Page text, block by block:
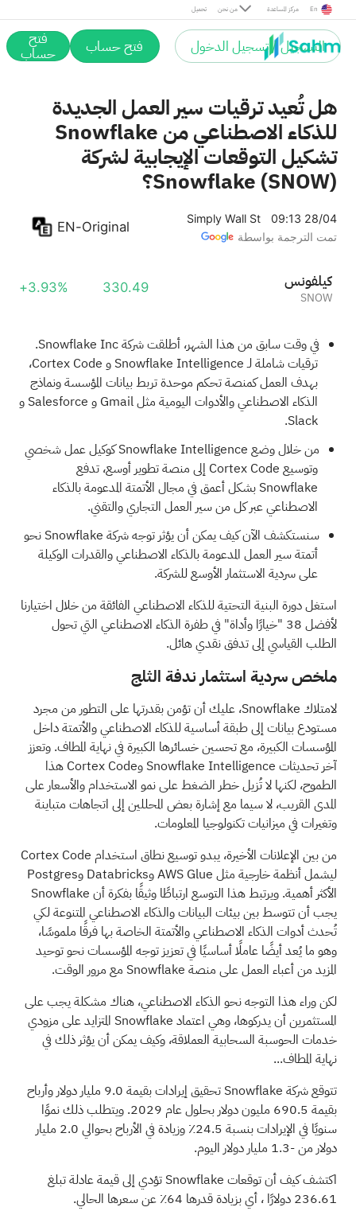
تحميل من نحن مركز المساعدة En
التسجيل / تسجيل الدخول فتح حساب فتح
حساب
هل تُعيد ترقيات سير العمل الجديدة
للذكاء الاصطناعي من Snowflake
تشكيل التوقعات الإيجابية لشركة
Snowflake (SNOW)؟
Simply Wall St
09:13 28/04
تمت الترجمة بواسطة
EN-Original
سنوفليك
SNOW
330.49
+3.93%
في وقت سابق من هذا الشهر، أطلقت شركة Snowflake Inc.
ترقيات شاملة لـ Snowflake Intelligence و Cortex Code،
بهدف العمل كمنصة تحكم موحدة تربط بيانات المؤسسة ونماذج
الذكاء الاصطناعي والأدوات اليومية مثل Gmail و Salesforce و
Slack.
من خلال وضع Snowflake Intelligence كوكيل عمل شخصي
وتوسيع Cortex Code إلى منصة تطوير أوسع، تدفع
Snowflake بشكل أعمق في مجال الأتمتة المدعومة بالذكاء
الاصطناعي عبر كل من سير العمل التجاري والتقني.
سنستكشف الآن كيف يمكن أن يؤثر توجه شركة Snowflake نحو
أتمتة سير العمل المدعومة بالذكاء الاصطناعي والقدرات الوكيلة
على سردية الاستثمار الأوسع للشركة.
استغل دورة البنية التحتية للذكاء الاصطناعي الفائقة من خلال اختيارنا
لأفضل 38 "خيارًا وأداة" في طفرة الذكاء الاصطناعي
التي تحول
الطلب القياسي إلى تدفق نقدي هائل.
ملخص سردية استثمار ندفة الثلج
لامتلاك Snowflake، عليك أن تؤمن بقدرتها على التطور من مجرد
مستودع بيانات إلى طبقة أساسية للذكاء الاصطناعي والأتمتة داخل
المؤسسات الكبيرة، مع تحسين خسائرها الكبيرة في نهاية المطاف. وتعزز
آخر تحديثات Snowflake Intelligence وCortex Code هذا
الطموح، لكنها لا تُزيل خطر الضغط على نمو الاستخدام والأسعار على
المدى القريب، لا سيما مع إشارة بعض المحللين إلى اتجاهات متباينة
وتغيرات في ميزانيات تكنولوجيا المعلومات.
من بين الإعلانات الأخيرة، يبدو توسيع نطاق استخدام Cortex Code
ليشمل أنظمة خارجية مثل AWS Glue وDatabricks وPostgres
الأكثر أهمية. ويرتبط هذا التوسع ارتباطًا وثيقًا بفكرة أن Snowflake
يجب أن تتوسط بين بيئات البيانات والذكاء الاصطناعي المتنوعة لكي
تُحدث أدوات الذكاء الاصطناعي والأتمتة الخاصة بها فرقًا ملموسًا،
وهو ما يُعد أيضًا عاملًا أساسيًا في تعزيز توجه المؤسسات نحو توحيد
المزيد من أعباء العمل على منصة Snowflake مع مرور الوقت.
لكن وراء هذا التوجه نحو الذكاء الاصطناعي، هناك مشكلة يجب على
المستثمرين أن يدركوها، وهي اعتماد Snowflake المتزايد على مزودي
خدمات الحوسبة السحابية العملاقة، وكيف يمكن أن يؤثر ذلك في
نهاية المطاف...
تتوقع شركة Snowflake تحقيق إيرادات بقيمة 9.0 مليار دولار وأرباح
بقيمة 690.5 مليون دولار بحلول عام 2029. ويتطلب ذلك نموًا
سنويًا في الإيرادات بنسبة 24.5٪ وزيادة في الأرباح بحوالي 2.0 مليار
دولار من -1.3 مليار دولار اليوم.
اكتشف كيف أن توقعات Snowflake تؤدي إلى قيمة عادلة تبلغ
236.61 دولارًا
، أي بزيادة قدرها 64٪ عن سعرها الحالي.